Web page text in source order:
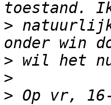
> natuurlijk
>
>
> Op vr,